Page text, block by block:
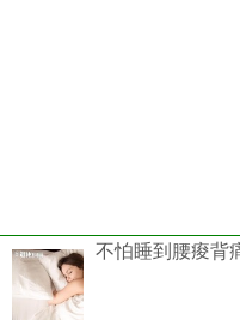
不怕睡到腰痠背